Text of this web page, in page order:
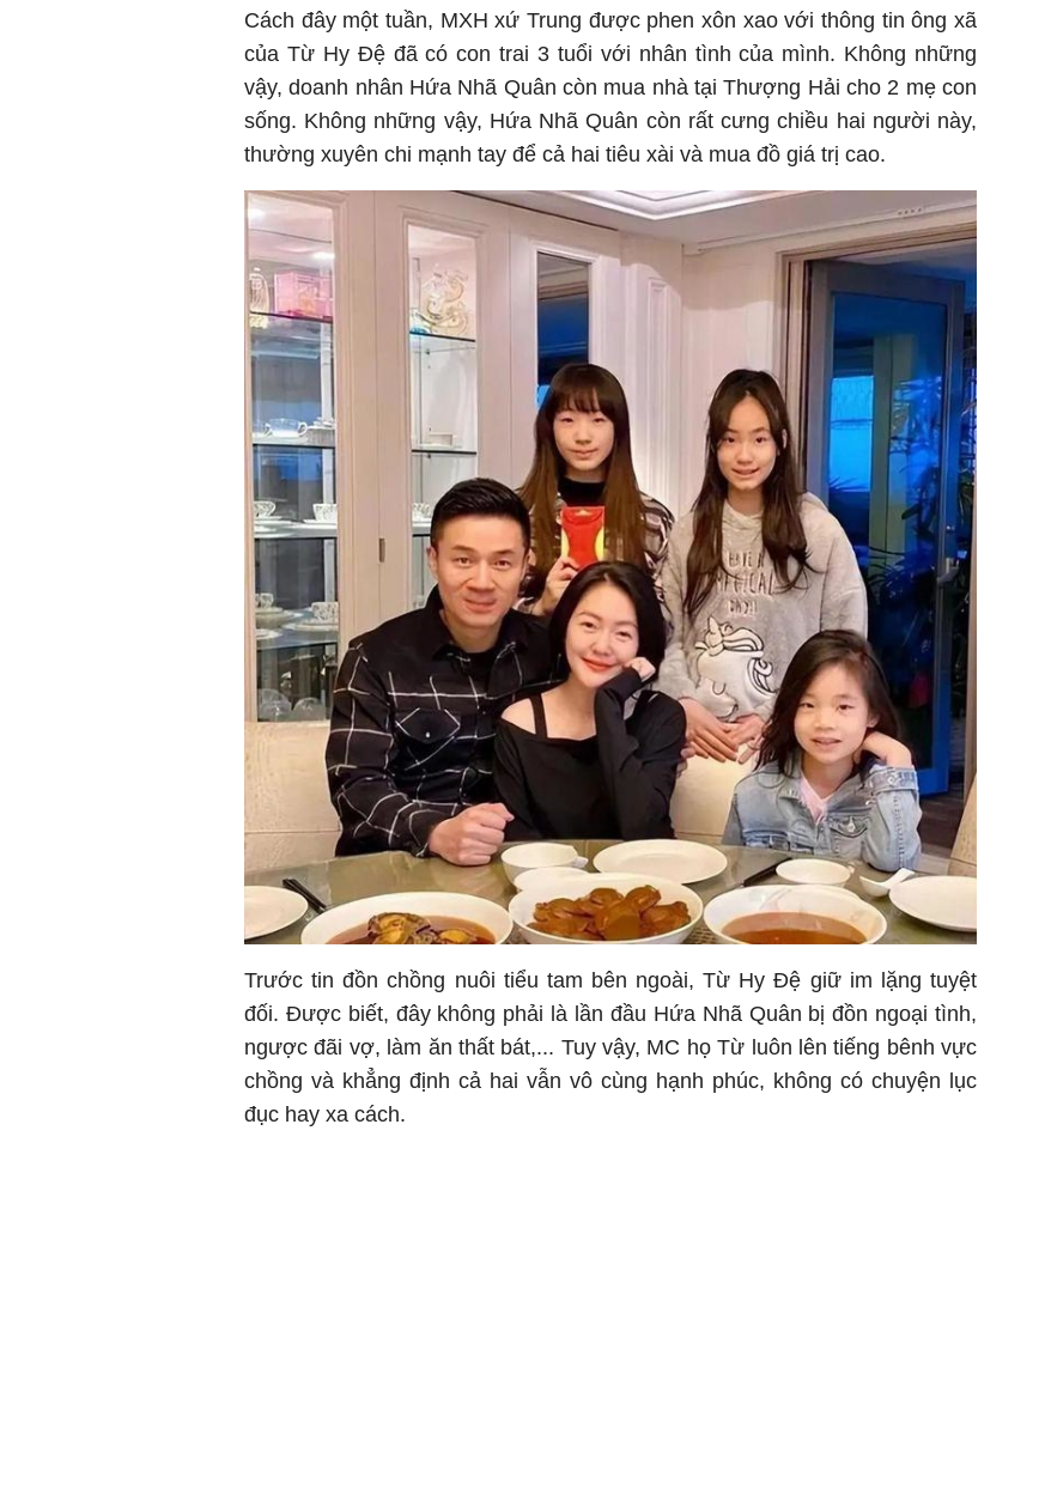
Cách đây một tuần, MXH xứ Trung được phen xôn xao với thông tin ông xã
của Từ Hy Đệ đã có con trai 3 tuổi với nhân tình của mình. Không những
vậy, doanh nhân Hứa Nhã Quân còn mua nhà tại Thượng Hải cho 2 mẹ con
sống. Không những vậy, Hứa Nhã Quân còn rất cưng chiều hai người này,
thường xuyên chi mạnh tay để cả hai tiêu xài và mua đồ giá trị cao.
Trước tin đồn chồng nuôi tiểu tam bên ngoài, Từ Hy Đệ giữ im lặng tuyệt
đối. Được biết, đây không phải là lần đầu Hứa Nhã Quân bị đồn ngoại tình,
ngược đãi vợ, làm ăn thất bát,... Tuy vậy, MC họ Từ luôn lên tiếng bênh vực
chồng và khẳng định cả hai vẫn vô cùng hạnh phúc, không có chuyện lục
đục hay xa cách.